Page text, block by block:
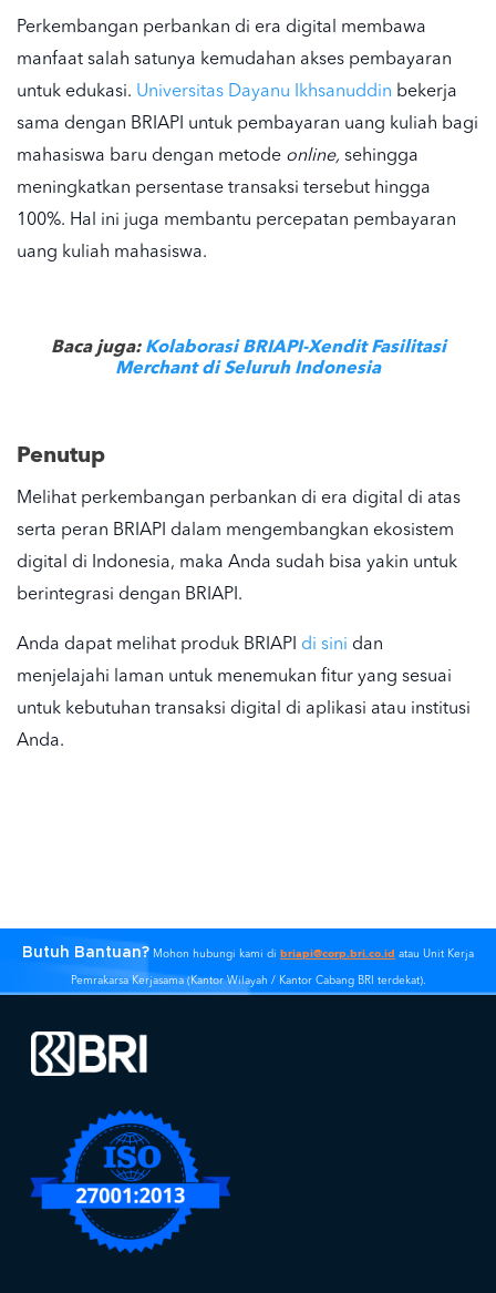
Perkembangan perbankan di era digital membawa
manfaat salah satunya kemudahan akses pembayaran
untuk edukasi. Universitas Dayanu Ikhsanuddin bekerja
sama dengan BRIAPI untuk pembayaran uang kuliah bagi
mahasiswa baru dengan metode online, sehingga
meningkatkan persentase transaksi tersebut hingga
100%. Hal ini juga membantu percepatan pembayaran
uang kuliah mahasiswa.
Baca juga:Kolaborasi BRIAPI-Xendit Fasilitasi
Merchant di Seluruh Indonesia
Penutup
Melihat perkembangan perbankan di era digital di atas
serta peran BRIAPI dalam mengembangkan ekosistem
digital di Indonesia, maka Anda sudah bisa yakin untuk
berintegrasi dengan BRIAPI.
Anda dapat melihat produk BRIAPI di sini dan
menjelajahi laman untuk menemukan fitur yang sesuai
untuk kebutuhan transaksi digital di aplikasi atau institusi
Anda.
Butuh Bantuan? Mohon hubungi kami di briapi@corp.bri.co.id atau Unit Kerja
Pemrakarsa Kerjasama (Kantor Wilayah / Kantor Cabang BRI terdekat).